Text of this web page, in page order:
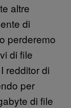
altre
di
perderemo
di file
redditor di
per
di file